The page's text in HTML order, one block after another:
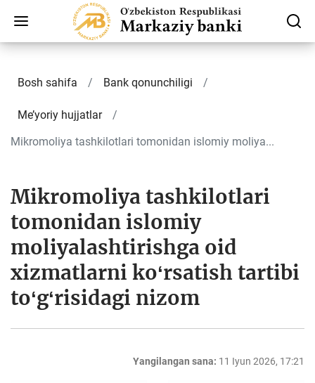
Bosh sahifa Bank qonunchiligi
Me’yoriy hujjatlar
Mikromoliya tashkilotlari tomonidan islomiy moliya...
Mikromoliya tashkilotlari
tomonidan islomiy
moliyalashtirishga oid
xizmatlarni koʻrsatish tartibi
toʻgʻrisidagi nizom
Yangilangan sana: 11 Iyun 2026, 17:21